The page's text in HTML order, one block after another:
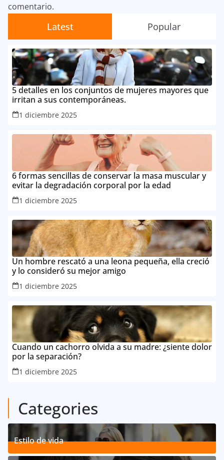
comentario.
Latest Popular
5 detalles en los conjuntos de mujeres mayores que
irritan a sus contemporáneas.
1 diciembre 2025
6 formas sencillas de conservar la masa muscular y
evitar la degradación corporal por la edad
1 diciembre 2025
Un hombre rescató a una leona pequeña, ella creció
y lo consideró su mejor amigo
1 diciembre 2025
Cuando un cachorro olvida a su madre: ¿siente dolor
por la separación?
1 diciembre 2025
Categories
Estilo de vida